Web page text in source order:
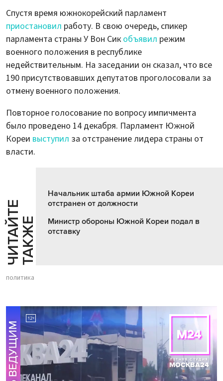
Спустя время южнокорейский парламент
приостановил работу. В свою очередь, спикер
парламента страны У Вон Сик объявил режим
военного положения в республике
недействительным. На заседании он сказал, что все
190 присутствовавших депутатов проголосовали за
отмену военного положения.
Повторное голосование по вопросу импичмента
было проведено 14 декабря. Парламент Южной
Кореи выступил за отстранение лидера страны от
власти.
Ч
И
Т
АЙ
Т
Е
Т
А
К
ЖЕ
Начальник штаба армии Южной Кореи
отстранен от должности
Министр обороны Южной Кореи подал в
отставку
политика